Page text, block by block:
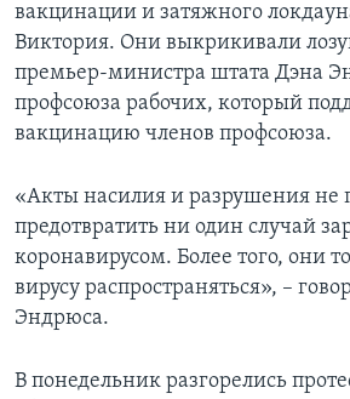
вакцинации и затяжного
Виктория. Они выкрикивали
премьер-министра штата Дэна
профсоюза рабочих, который
вакцинацию членов профсоюза.
«Акты насилия и разрушения не
предотвратить ни один случай
коронавирусом. Более того, они
вирусу распространяться», –
Эндрюса.
В понедельник разгорелись